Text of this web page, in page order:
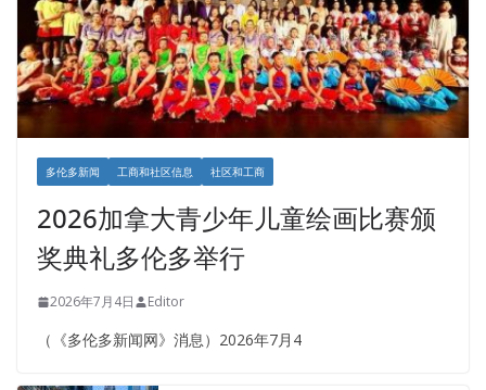
多伦多新闻 工商和社区信息 社区和工商
2026加拿大青少年儿童绘画比赛颁
奖典礼多伦多举行
2026年7月4日 Editor
（《多伦多新闻网》消息）2026年7月4